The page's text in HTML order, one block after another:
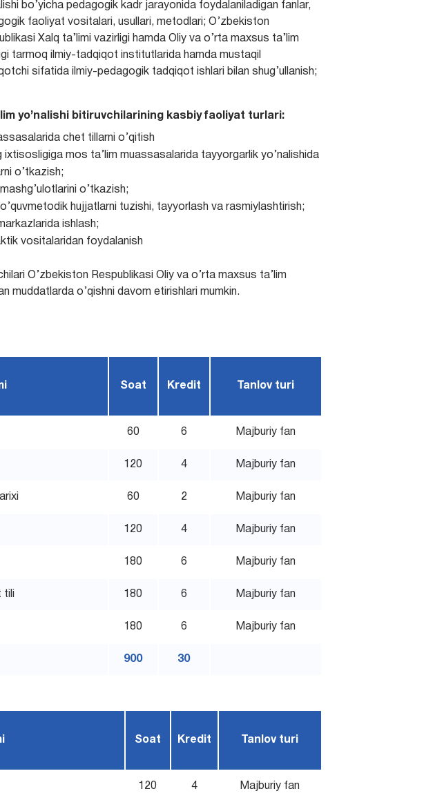
bo’yicha pedagogik kadr jarayonida foydalaniladigan fanlar,
faoliyat vositalari, usullari, metodlari; O’zbekiston
Xalq ta’limi vazirligi hamda Oliy va o’rta maxsus ta’lim
tarmoq ilmiy-tadqiqot institutlarida hamda mustaqil
sifatida ilmiy-pedagogik tadqiqot ishlari bilan shug’ullanish;
yo’nalishi bitiruvchilarining kasbiy faoliyat turlari:
chet tillarni o’qitish
ixtisosligiga mos ta’lim muassasalarida tayyorgarlik yo’nalishida
o’tkazish;
o’tkazish;
hujjatlarni tuzishi, tayyorlash va rasmiylashtirish;
ishlash;
vositalaridan foydalanish
O’zbekiston Respublikasi Oliy va o’rta maxsus ta’lim
muddatlarda o’qishni davom etirishlari mumkin.
Soat Kredit Tanlov turi
60 6 Majburiy fan
120 4 Majburiy fan
60 2 Majburiy fan
120 4 Majburiy fan
180 6 Majburiy fan
180 6 Majburiy fan
180 6 Majburiy fan
900 30
Soat Kredit Tanlov turi
120 4 Majburiy fan